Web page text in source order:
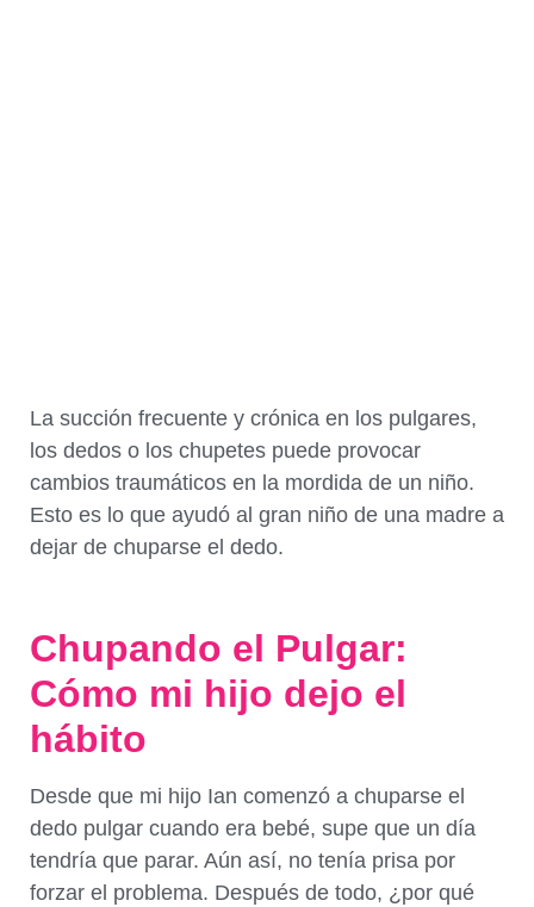
La succión frecuente y crónica en los pulgares,
los dedos o los chupetes puede provocar
cambios traumáticos en la mordida de un niño.
Esto es lo que ayudó al gran niño de una madre a
dejar de chuparse el dedo.
Chupando el Pulgar:
Cómo mi hijo dejo el
hábito
Desde que mi hijo Ian comenzó a chuparse el
dedo pulgar cuando era bebé, supe que un día
tendría que parar. Aún así, no tenía prisa por
forzar el problema. Después de todo, ¿por qué